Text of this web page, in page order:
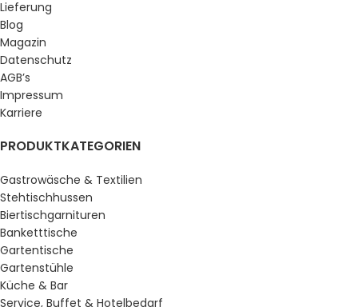
Lieferung
Blog
Magazin
Datenschutz
AGB’s
Impressum
Karriere
PRODUKTKATEGORIEN
Gastrowäsche & Textilien
Stehtischhussen
Biertischgarnituren
Banketttische
Gartentische
Gartenstühle
Küche & Bar
Service, Buffet & Hotelbedarf